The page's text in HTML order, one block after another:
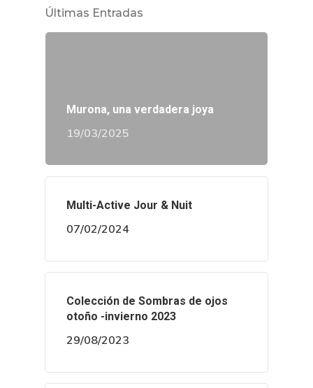
Últimas Entradas
Murona, una verdadera joya
19/03/2025
Multi-Active Jour & Nuit
07/02/2024
Colección de Sombras de ojos
otoño -invierno 2023
29/08/2023